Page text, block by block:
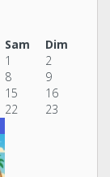
Sam
Dim
1
2
8
9
15
16
22 23